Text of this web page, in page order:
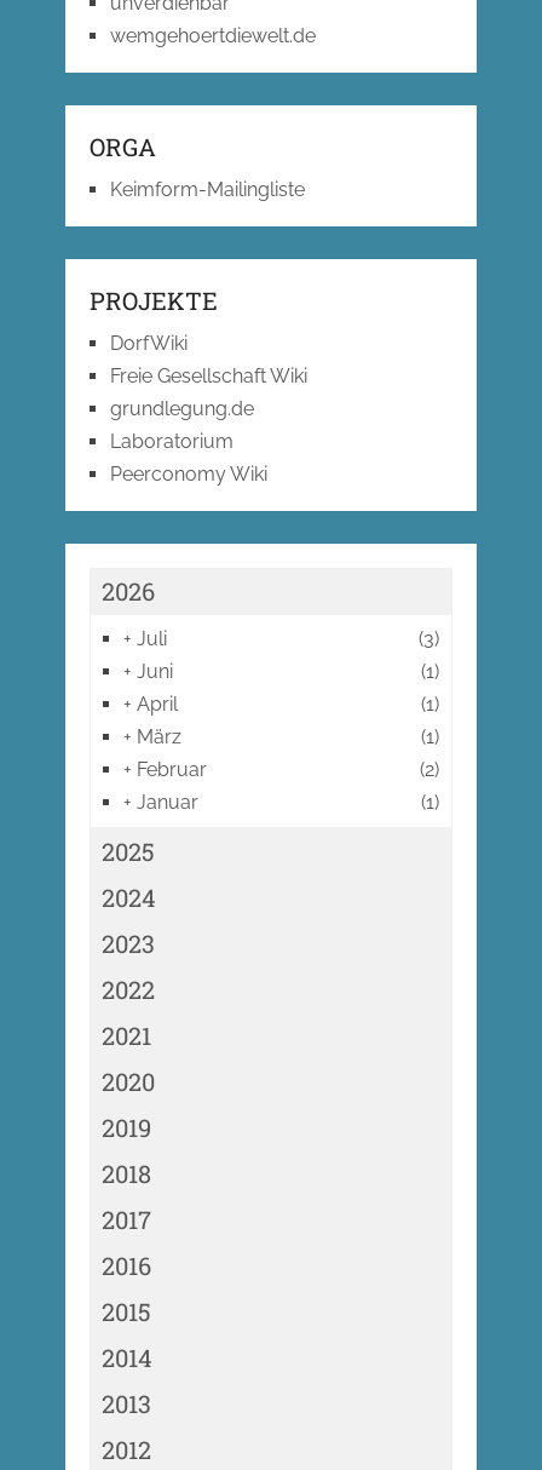
wemgehoertdiewelt.de
ORGA
Keimform-Mailingliste
PROJEKTE
DorfWiki
Freie Gesellschaft Wiki
grundlegung.de
Laboratorium
Peerconomy Wiki
2026
+ Juli
(3)
+ Juni
(1)
+ April
(1)
+ März
(1)
+ Februar
(2)
+ Januar (1)
2025
2024
2023
2022
2021
2020
2019
2018
2017
2016
2015
2014
2013
2012